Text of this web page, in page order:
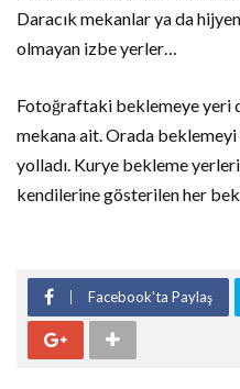
Daracık mekanlar ya da
olmayan izbe yerler…
Fotoğraftaki beklemeye yeri
mekana ait. Orada
yolladı. Kurye bekleme
kendilerine gösterilen her
Facebook'ta Paylaş